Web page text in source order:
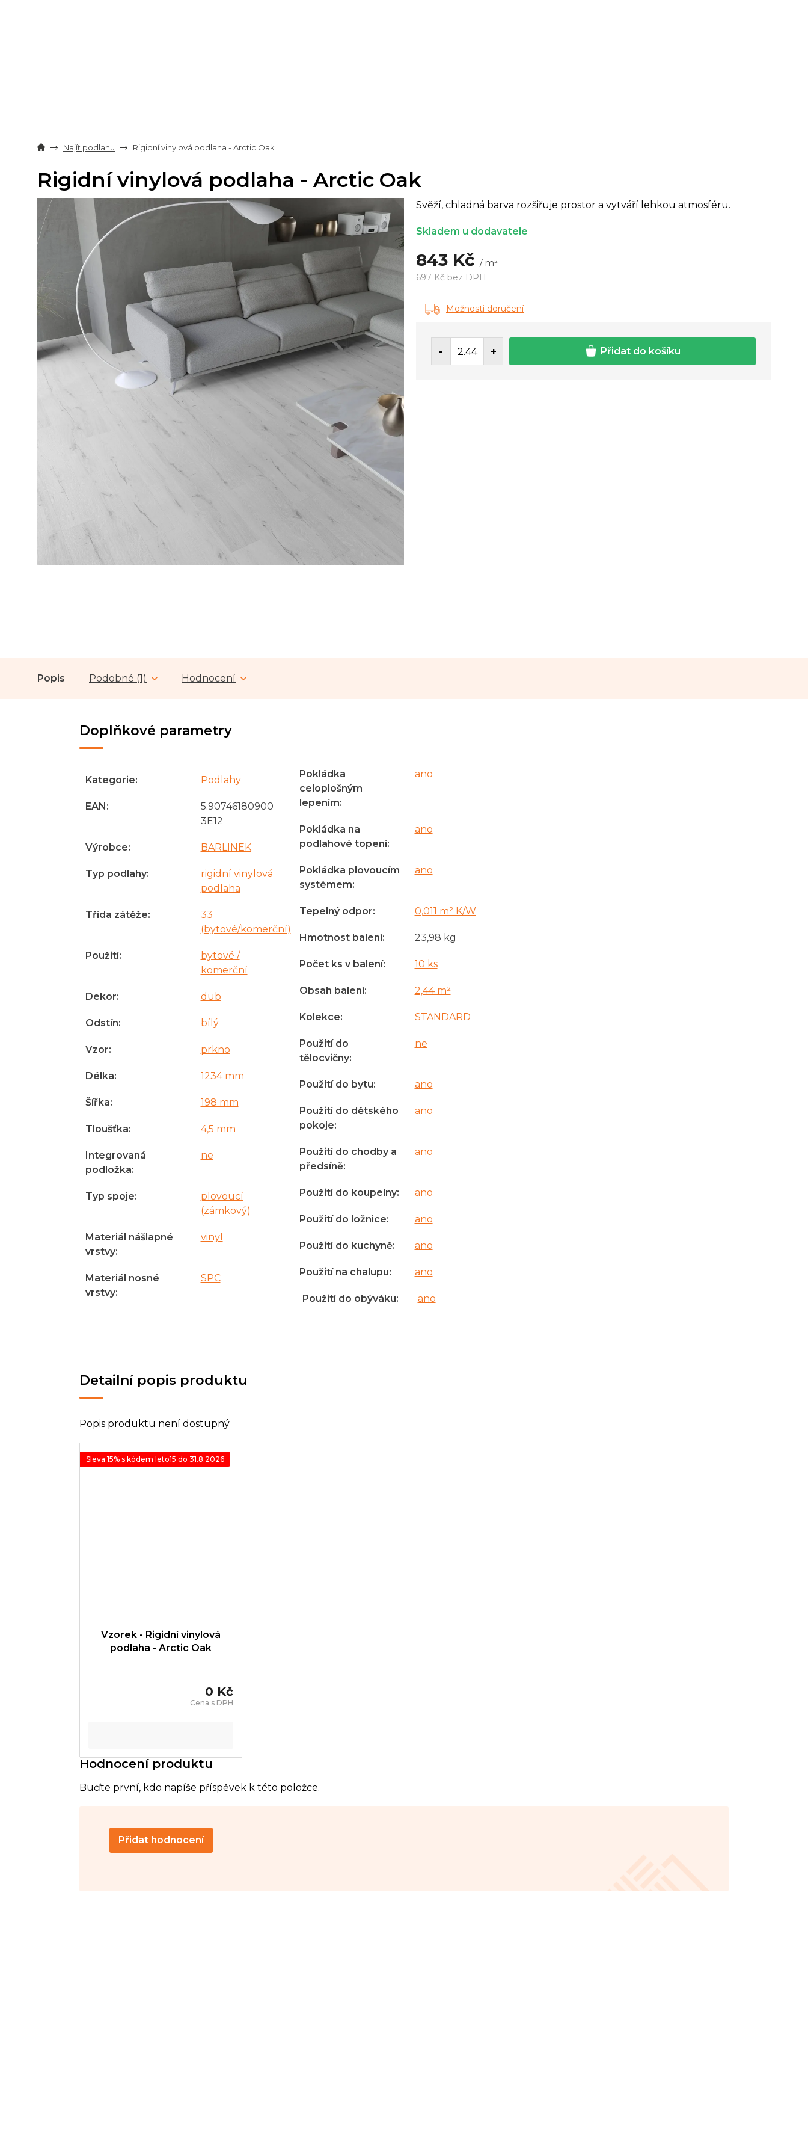
Najít podlahu Rigidní vinylová podlaha - Arctic Oak
Rigidní vinylová podlaha - Arctic Oak
843 Kč / m²
697 Kč bez DPH
cena:
Skladem u dodavatele
Možnosti doručení
Přidat do košíku
Svěží, chladná barva rozšiřuje prostor a vytváří lehkou atmosféru.
Popis Podobné (1) Hodnocení
Detailní popis produktu
Popis produktu není dostupný
Doplňkové parametry
Kategorie: Podlahy
EAN:
5.90746180900
3E12
Výrobce: BARLINEK
Typ podlahy:
rigidní vinylová
podlaha
Třída zátěže:
33
(bytové/komerční)
Použití:
bytové /
komerční
Dekor: dub
Odstín: bílý
Vzor: prkno
Délka: 1234 mm
Šířka: 198 mm
Tloušťka: 4,5 mm
Integrovaná
podložka:
ne
Typ spoje:
plovoucí
(zámkový)
Materiál nášlapné
vrstvy:
vinyl
Materiál nosné
vrstvy:
SPC
Pokládka
celoplošným
lepením:
ano
Pokládka na
podlahové topení:
ano
Pokládka plovoucím
systémem:
ano
Tepelný odpor: 0,011 m² K/W
Hmotnost balení: 23,98 kg
Počet ks v balení: 10 ks
Obsah balení: 2,44 m²
Kolekce: STANDARD
Použití do
tělocvičny:
ne
Použití do bytu: ano
Použití do dětského
pokoje:
ano
Použití do chodby a
předsíně:
ano
Použití do koupelny: ano
Použití do ložnice: ano
Použití do kuchyně: ano
Použití na chalupu: ano
Použití do obýváku: ano
Sleva 15% s kódem leto15 do 31.8.2026
Vzorek - Rigidní vinylová
podlaha - Arctic Oak
0 Kč
Hodnocení produktu
Buďte první, kdo napíše příspěvek k této položce.
Přidat hodnocení